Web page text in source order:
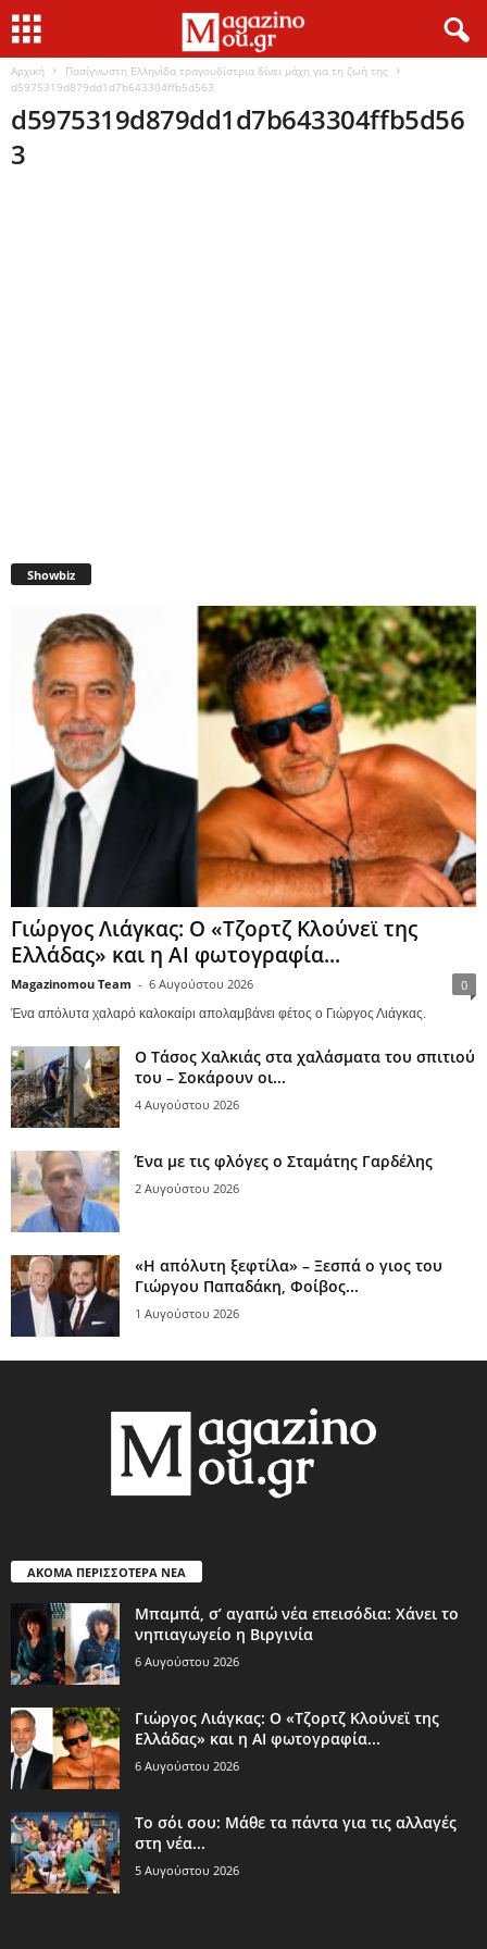
Αρχική
Πασίγνωστη Ελληνίδα τραγουδίστρια δίνει μάχη για τη ζωή της
d5975319d879dd1d7b643304ffb5d563
d5975319d879dd1d7b643304ffb5d56
3
Showbiz
Γιώργος Λιάγκας: Ο «Τζορτζ Κλούνεϊ της
Ελλάδας» και η AI φωτογραφία...
Magazinomou Team - 6 Αυγούστου 2026 0
Ένα απόλυτα χαλαρό καλοκαίρι απολαμβάνει φέτος ο Γιώργος Λιάγκας.
Ο Τάσος Χαλκιάς στα χαλάσματα του σπιτιού
του – Σοκάρουν οι...
4 Αυγούστου 2026
Ένα με τις φλόγες ο Σταμάτης Γαρδέλης
2 Αυγούστου 2026
«Η απόλυτη ξεφτίλα» – Ξεσπά ο γιος του
Γιώργου Παπαδάκη, Φοίβος...
1 Αυγούστου 2026
ΑΚΟΜΑ ΠΕΡΙΣΣΟΤΕΡΑ ΝΕΑ
Μπαμπά, σ’ αγαπώ νέα επεισόδια: Χάνει το
νηπιαγωγείο η Βιργινία
6 Αυγούστου 2026
Γιώργος Λιάγκας: Ο «Τζορτζ Κλούνεϊ της
Ελλάδας» και η AI φωτογραφία...
6 Αυγούστου 2026
Το σόι σου: Μάθε τα πάντα για τις αλλαγές
στη νέα...
5 Αυγούστου 2026